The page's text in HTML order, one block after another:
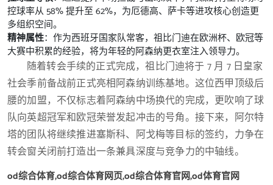
控球率从 58% 提升至 62%，为厄德高、萨卡等进攻核心创造更
多组织空间。
精神属性：作为西班牙国家队常客，祖比门迪在欧洲杯、欧冠等
大赛中积累的经验，将为年轻的阿森纳更衣室注入领导力。
随着转会手续的正式完成，祖比门迪将于 7 月 7 日皇家
社会季前备战前正式亮相阿森纳训练基地。这位西甲顶级后
腰的加盟，不仅标志着阿森纳中场换代的完成，更吹响了球
队向英超冠军和欧冠荣誉发起冲击的号角。接下来，阿尔特
塔的团队将继续推进塞斯科、阿戈梅等目标的签约，力争在
转会窗关闭前打造出一条兼具深度与竞争力的中轴线。
od综合体育,od综合体育网页,od综合体育官网,od体育官网